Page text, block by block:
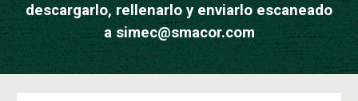
descargarlo, rellenarlo y enviarlo escaneado
a simec@smacor.com